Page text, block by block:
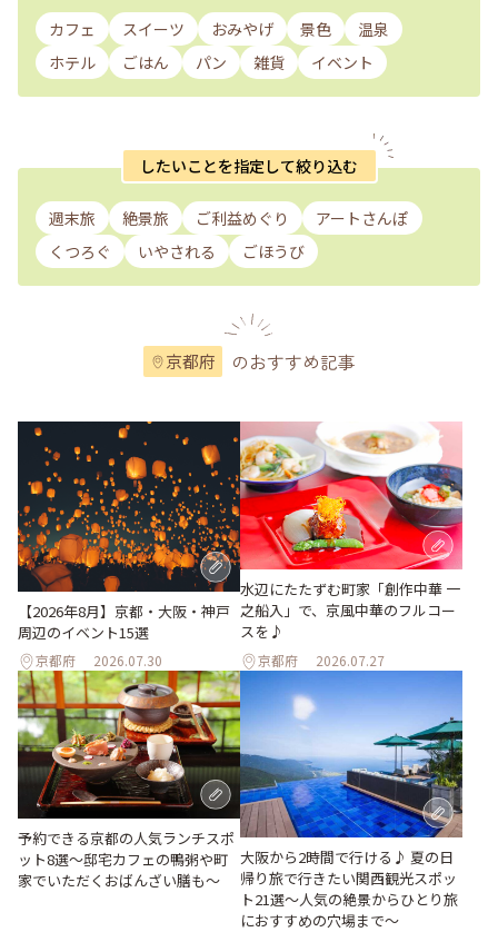
カフェ スイーツ おみやげ 景色
温泉
ホテル
ごはん パン 雑貨 イベント
したいことを指定して絞り込む
週末旅 絶景旅 ご利益めぐり
アートさんぽ
くつろぐ
いやされる ごほうび
京都府 のおすすめ記事
【2026年8月】京都・大阪・神戸
周辺のイベント15選
京都府 2026.07.30
水辺にたたずむ町家「創作中華 一
之船入」で、京風中華のフルコー
スを♪
京都府 2026.07.27
予約できる京都の人気ランチスポ
ット8選～邸宅カフェの鴨粥や町
家でいただくおばんざい膳も～
大阪から2時間で行ける♪ 夏の日
帰り旅で行きたい関西観光スポッ
ト21選～人気の絶景からひとり旅
におすすめの穴場まで～